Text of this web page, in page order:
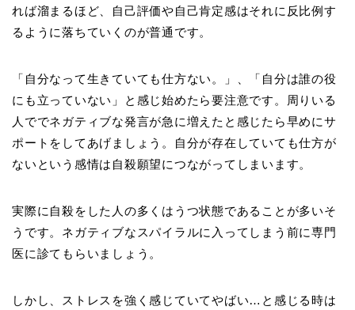
れば溜まるほど、自己評価や自己肯定感はそれに反比例す
るように落ちていくのが普通です。
「自分なって生きていても仕方ない。」、「自分は誰の役
にも立っていない」と感じ始めたら要注意です。周りいる
人ででネガティブな発言が急に増えたと感じたら早めにサ
ポートをしてあげましょう。自分が存在していても仕方が
ないという感情は自殺願望につながってしまいます。
実際に自殺をした人の多くはうつ状態であることが多いそ
うです。ネガティブなスパイラルに入ってしまう前に専門
医に診てもらいましょう。
しかし、ストレスを強く感じていてやばい… と感じる時は